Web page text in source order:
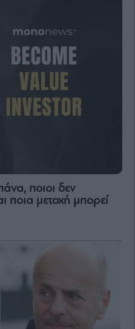
ποιοι δεν
ποια μετοχή μπορεί